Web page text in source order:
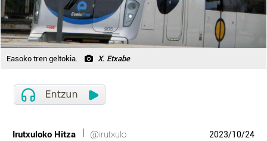
Easoko tren geltokia. X. Etxabe
Irutxuloko Hitza @irutxulo 2023/10/24